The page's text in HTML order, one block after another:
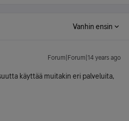
Vanhin ensin
Forum|Forum|14 years ago
käyttää muitakin eri palveluita,